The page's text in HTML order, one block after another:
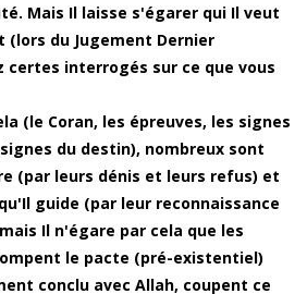
Mais Il laisse s'égarer qui Il veut
(lors du Jugement Dernier
certes interrogés sur ce que vous
(le Coran, les épreuves, les signes
du destin), nombreux sont
(par leurs dénis et leurs refus) et
guide (par leur reconnaissance
Il n'égare par cela que les
le pacte (pré-existentiel)
conclu avec Allah, coupent ce